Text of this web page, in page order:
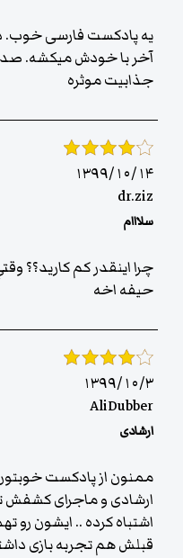
یه پادکست فارسی خوب.
آخر با خودش میکشه.
جذابیت موثره
۱۳۹۹/۱۰/۱۴
dr.ziz
سلااام
چرا اينقدر كم كاريد؟؟
حيفه اخه
۱۳۹۹/۱۰/۳
AliDubber
ارشادی
ممنون از پادکست
ارشادی و ماجرای کشفش
اشتباه کرده .. ایشون رو‌
قبلش هم تجربه بازی